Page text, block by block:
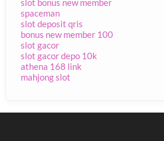
slot bonus new member
spaceman
slot deposit qris
bonus new member 100
slot gacor
slot gacor depo 10k
athena 168 link
mahjong slot